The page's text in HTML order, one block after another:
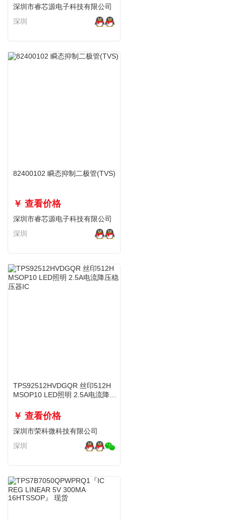
深圳市睿芯源电子科技有限公司
深圳
82400102 瞬态抑制二极管(TVS)
￥ 查看价格
深圳市睿芯源电子科技有限公司
深圳
TPS92512HVDGQR 丝印512H
MSOP10 LED照明 2.5A电流降压
￥ 查看价格
深圳市荣科微科技有限公司
深圳